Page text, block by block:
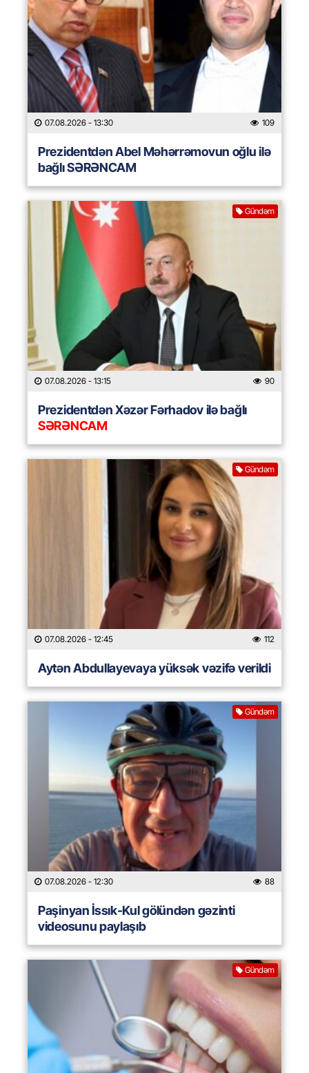
07.08.2026 - 13:30 109
Prezidentdən Abel Məhərrəmovun oğlu ilə
bağlı SƏRƏNCAM
Gündəm
07.08.2026 - 13:15 90
Prezidentdən Xəzər Fərhadov ilə bağlı
SƏRƏNCAM
Gündəm
07.08.2026 - 12:45 112
Aytən Abdullayevaya yüksək vəzifə verildi
Gündəm
07.08.2026 - 12:30 88
Paşinyan İssık-Kul gölündən gəzinti
videosunu paylaşıb
Gündəm